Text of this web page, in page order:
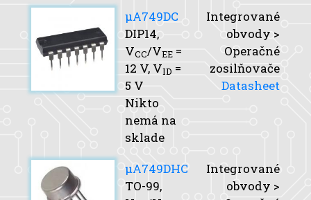
μA749DC
DIP14,
VCC/VEE =
12 V, VID =
5 V
Nikto
nemá na
sklade
Integrované
obvody >
Operačné
zosilňovače
Datasheet
μA749DHC
TO-99,
Integrované
obvody >